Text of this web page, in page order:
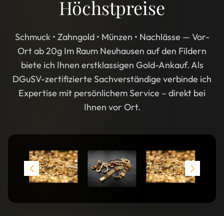
Höchstpreise
Schmuck • Zahngold • Münzen • Nachlässe — Vor-
Ort ab 20g Im Raum Neuhausen auf den Fildern
biete ich Ihnen erstklassigen Gold-Ankauf. Als
DGuSV-zertifizierte Sachverständige verbinde ich
Expertise mit persönlichem Service – direkt bei
Ihnen vor Ort.